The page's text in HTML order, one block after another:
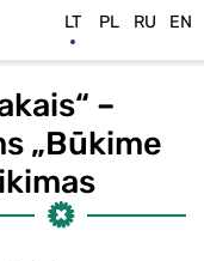
–
„Būkime
LT PL RU EN